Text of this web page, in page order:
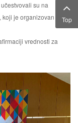
su na
koji je organizovan od
vrednosti za
Top